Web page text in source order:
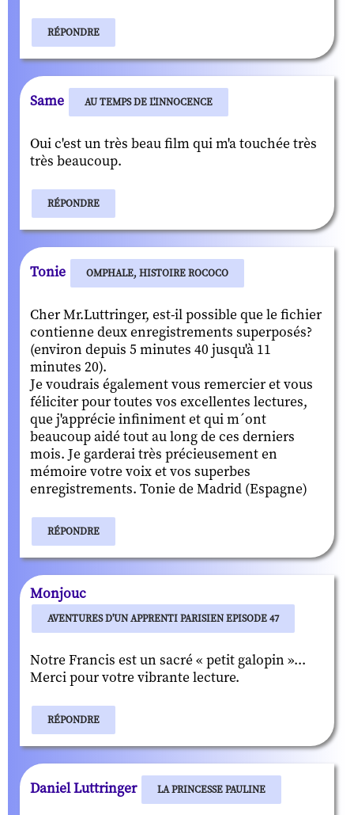
RÉPONDRE
Same AU TEMPS DE L'INNOCENCE
Oui c'est un très beau film qui m'a touchée très
très beaucoup.
RÉPONDRE
Tonie OMPHALE, HISTOIRE ROCOCO
Cher Mr.Luttringer, est-il possible que le fichier
contienne deux enregistrements superposés?
(environ depuis 5 minutes 40 jusqu'à 11
minutes 20).
Je voudrais également vous remercier et vous
féliciter pour toutes vos excellentes lectures,
que j'apprécie infiniment et qui m´ont
beaucoup aidé tout au long de ces derniers
mois. Je garderai très précieusement en
mémoire votre voix et vos superbes
enregistrements. Tonie de Madrid (Espagne)
RÉPONDRE
Monjouc
AVENTURES D'UN APPRENTI PARISIEN EPISODE 47
Notre Francis est un sacré « petit galopin »...
Merci pour votre vibrante lecture.
RÉPONDRE
Daniel Luttringer LA PRINCESSE PAULINE